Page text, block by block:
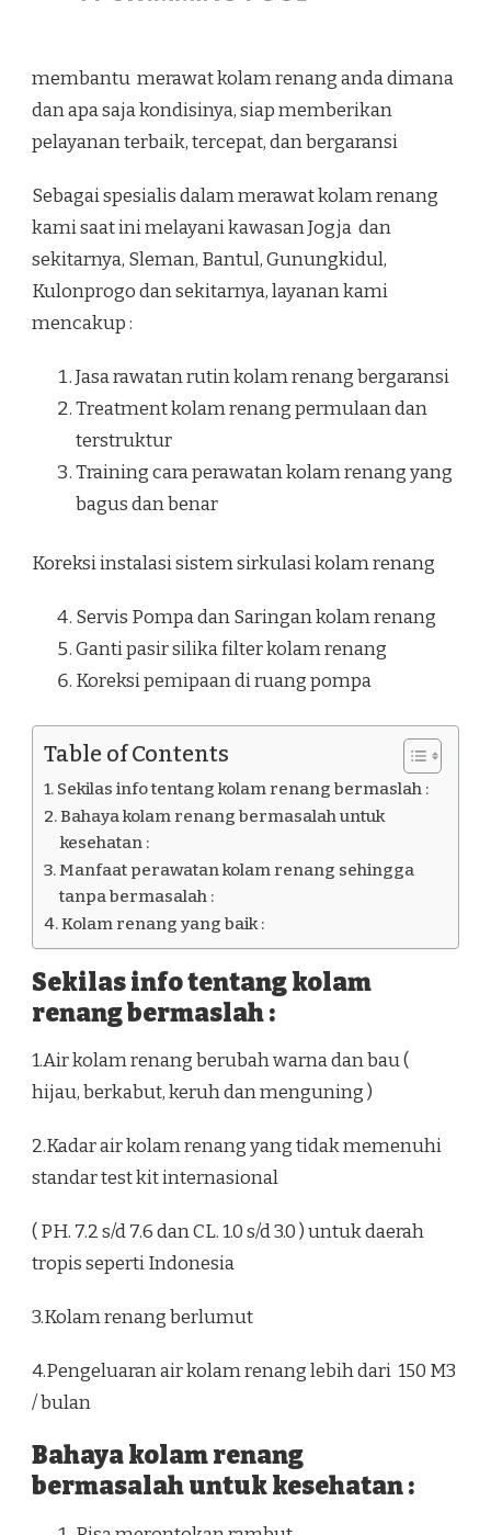
membantu merawat kolam renang anda dimana
dan apa saja kondisinya, siap memberikan
pelayanan terbaik, tercepat, dan bergaransi
Sebagai spesialis dalam merawat kolam renang
kami saat ini melayani kawasan Jogja dan
sekitarnya, Sleman, Bantul, Gunungkidul,
Kulonprogo dan sekitarnya, layanan kami
mencakup :
Jasa rawatan rutin kolam renang bergaransi
Treatment kolam renang permulaan dan
terstruktur
Training cara perawatan kolam renang yang
bagus dan benar
Koreksi instalasi sistem sirkulasi kolam renang
Servis Pompa dan Saringan kolam renang
Ganti pasir silika filter kolam renang
Koreksi pemipaan di ruang pompa
Table of Contents
Sekilas info tentang kolam renang bermaslah :
Bahaya kolam renang bermasalah untuk
kesehatan :
Manfaat perawatan kolam renang sehingga
tanpa bermasalah :
Kolam renang yang baik :
Sekilas info tentang kolam
renang bermaslah :
1.Air kolam renang berubah warna dan bau (
hijau, berkabut, keruh dan menguning )
2.Kadar air kolam renang yang tidak memenuhi
standar test kit internasional
( PH. 7.2 s/d 7.6 dan CL. 1.0 s/d 3.0 ) untuk daerah
tropis seperti Indonesia
3.Kolam renang berlumut
4.Pengeluaran air kolam renang lebih dari 150 M3
/ bulan
Bahaya kolam renang
bermasalah untuk kesehatan :